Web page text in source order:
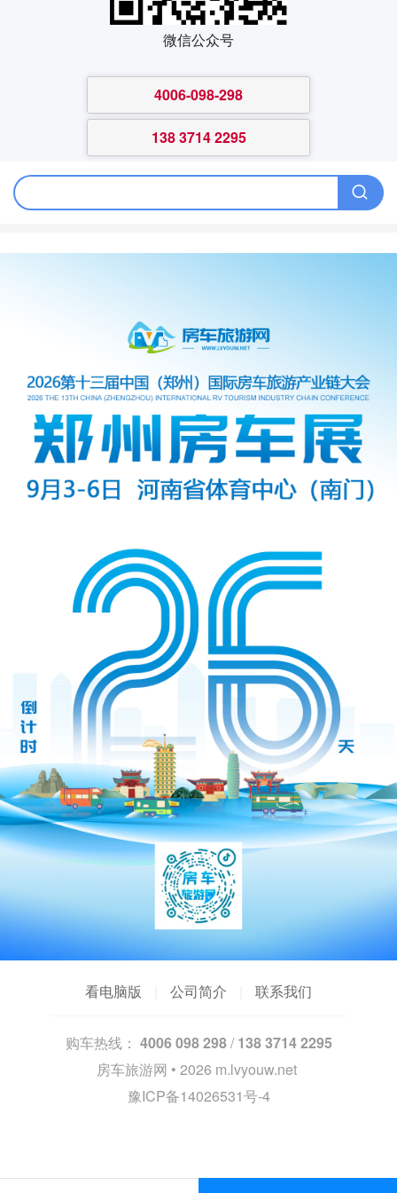
微信公众号
4006-098-298
138 3714 2295
看电脑版 公司简介 联系我们
购车热线： 4006 098 298/138 3714 2295
房车旅游网 • 2026 m.lvyouw.net
豫ICP备14026531号-4